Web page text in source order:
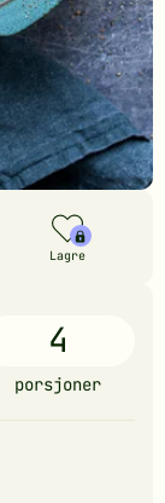
Lagre
4
porsjoner